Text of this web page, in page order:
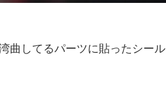
曲してるパーツに貼ったシール